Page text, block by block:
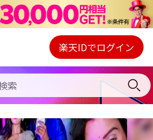
Webプレイヤー
ご契約内容の確認・変更
楽天IDでログイン